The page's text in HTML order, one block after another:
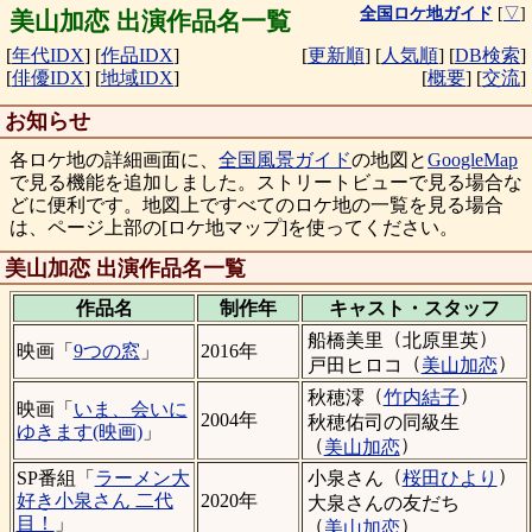
美山加恋 出演作品名一覧 全国ロケ地ガイド [▽]
[年代IDX] [作品IDX]
[俳優IDX] [地域IDX]
[更新順] [人気順] [DB検索]
[概要] [交流]
お知らせ
各ロケ地の詳細画面に、 全国風景ガイドの地図とGoogleMap
で見る機能を追加しました。ストリートビューで見る場合な
どに便利です。地図上ですべてのロケ地の一覧を見る場合
は、ページ上部の[ロケ地マップ]を使ってください。
美山加恋 出演作品名一覧
作品名 制作年 キャスト・ スタッフ
映画「 9つの窓 」 2016年
船橋美里 （北原里英）
戸田ヒロコ
（美山加恋）
映画「 いま、会いに
ゆきます(映画)」
2004年
秋穂澪 （竹内結子）
秋穂佑司の同級生
（美山加恋）
SP番組「 ラーメン大
好き小泉さん 二代
目！
」
2020年
小泉さん （桜田ひより ）
大泉さんの友だち
（美山加恋）